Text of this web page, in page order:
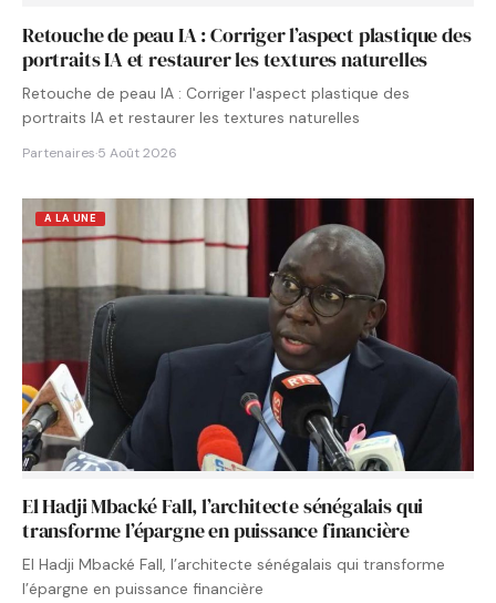
Retouche de peau IA : Corriger l’aspect plastique des
portraits IA et restaurer les textures naturelles
Retouche de peau IA : Corriger l'aspect plastique des
portraits IA et restaurer les textures naturelles
Partenaires·5 Août 2026
A LA UNE
El Hadji Mbacké Fall, l’architecte sénégalais qui
transforme l’épargne en puissance financière
El Hadji Mbacké Fall, l’architecte sénégalais qui transforme
l’épargne en puissance financière